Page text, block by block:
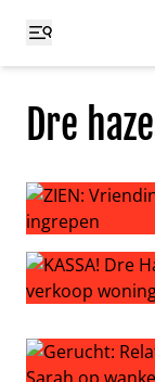
Dre
ZIEN: Vriendin